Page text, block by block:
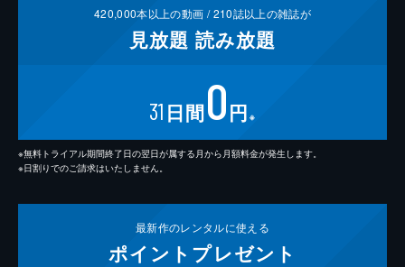
420,000本以上の動画 /210誌以上の雑誌が
見放題 読み放題
31 日間0円 ※
※無料トライアル期間終了日の翌日が属する月から月額料金が発生します。
※日割りでのご請求はいたしません。
最新作のレンタルに使える
ポイント プレゼント